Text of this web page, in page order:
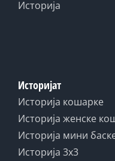
Историја
Историјат
Историја кошарке
Историја женске
Историја мини
Историја 3x3